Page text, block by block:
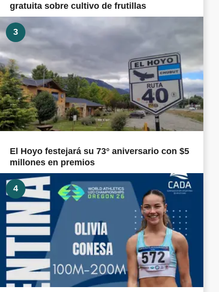
gratuita sobre cultivo de frutillas
3
El Hoyo festejará su 73° aniversario con $5
millones en premios
4